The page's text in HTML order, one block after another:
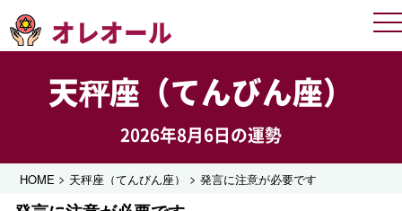
オレオール
天秤座（てんびん座）
2026年8月6日の運勢
HOME > 天秤座（てんびん座） >発言に注意が必要です